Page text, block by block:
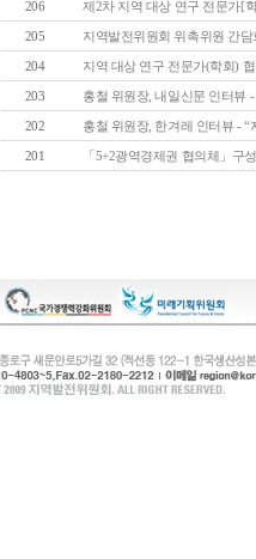
206 제2차 지역 대상 연구 전문가[
205 지역발전위원회 위촉위원 간담
204 지역 대상 연구 전문가(학회)
203 홍철 위원장, 내일신문 인터뷰
202 홍철 위원장, 한겨레 인터뷰 -
201 「5+2광역경제권 협의체」구